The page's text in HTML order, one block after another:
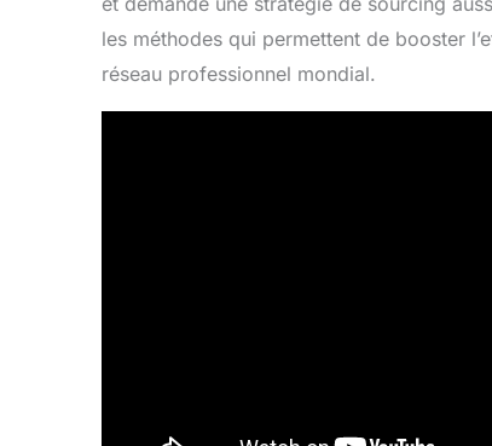
les méthodes qui permettent de booster
réseau professionnel mondial.